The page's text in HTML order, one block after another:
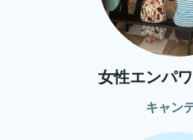
女性エンパ
キャン